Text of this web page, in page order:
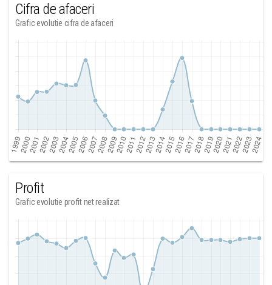
Cifra de afaceri
Grafic evolutie cifra de afaceri
Profit
Grafic evolutie profit net realizat